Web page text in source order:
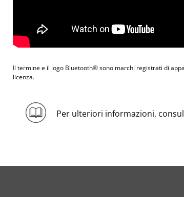
Il termine e il logo Bluetooth® sono marchi registrati di
licenza.
Per ulteriori informazioni,